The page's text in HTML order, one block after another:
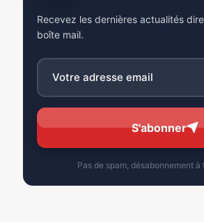
Recevez les dernières actualités
boîte mail.
S'abonner
Pas de spam, désabonnement à